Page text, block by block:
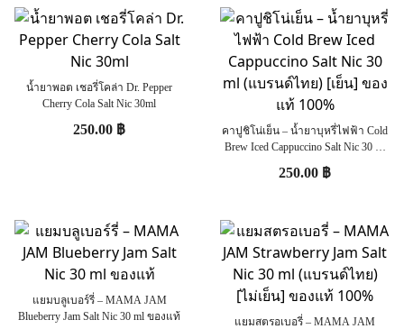
น้ำยาพอต เชอรี่โคล่า Dr. Pepper
Cherry Cola Salt Nic 30ml
250.00 ฿
คาปูชิโน่เย็น – น้ำยาบุหรี่ไฟฟ้า Cold
Brew Iced Cappuccino Salt Nic 30 ml
250.00 ฿
แยมบลูเบอร์รี่ – MAMA JAM
Blueberry Jam Salt Nic 30 ml ของแท้
แยมสตรอเบอรี่ – MAMA JAM